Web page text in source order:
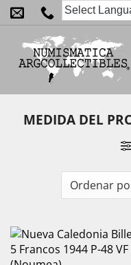
Saltar
al
contenido
MEDIDA DEL